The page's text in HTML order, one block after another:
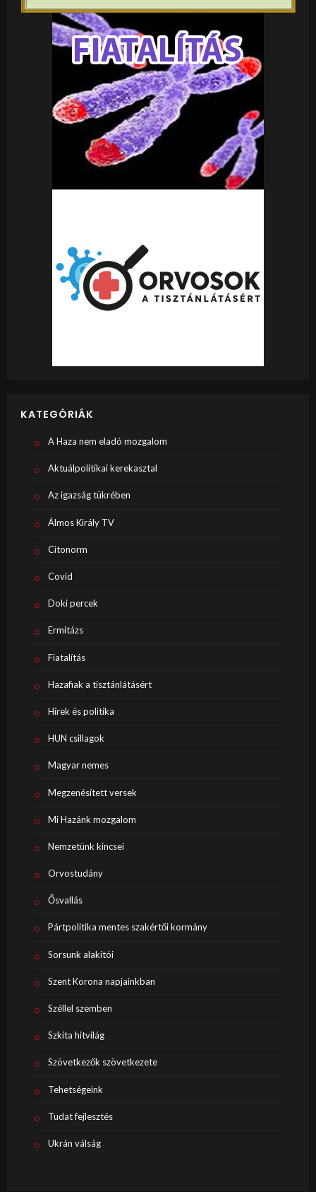
KATEGÓRIÁK
A Haza nem eladó mozgalom
Aktuálpolitikai kerekasztal
Az igazság tükrében
Álmos Király TV
Citonorm
Covid
Doki percek
Ermitázs
Fiatalítás
Hazafiak a tisztánlátásért
Hírek és politika
HUN csillagok
Magyar nemes
Megzenésített versek
Mi Hazánk mozgalom
Nemzetünk kincsei
Orvostudány
Ősvallás
Pártpolitika mentes szakértői kormány
Sorsunk alakítói
Szent Korona napjainkban
Széllel szemben
Szkíta hitvilág
Szövetkezők szövetkezete
Tehetségeink
Tudat fejlesztés
Ukrán válság